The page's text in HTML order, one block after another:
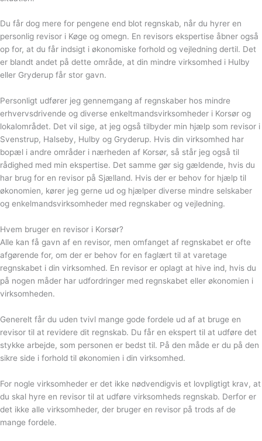
Du får dog mere for pengene end blot regnskab, når du hyrer en
personlig revisor i Køge og omegn. En revisors ekspertise åbner også
op for, at du får indsigt i økonomiske forhold og vejledning dertil. Det
er blandt andet på dette område, at din mindre virksomhed i Hulby
eller Gryderup får stor gavn.
Personligt udfører jeg gennemgang af regnskaber hos mindre
erhvervsdrivende og diverse enkeltmandsvirksomheder i Korsør og
lokalområdet. Det vil sige, at jeg også tilbyder min hjælp som revisor i
Svenstrup, Halseby, Hulby og Gryderup. Hvis din virksomhed har
bopæl i andre områder i nærheden af Korsør, så står jeg også til
rådighed med min ekspertise. Det samme gør sig gældende, hvis du
har brug for en revisor på Sjælland. Hvis der er behov for hjælp til
økonomien, kører jeg gerne ud og hjælper diverse mindre selskaber
og enkelmandsvirksomheder med regnskaber og vejledning.
Hvem bruger en revisor i Korsør?
Alle kan få gavn af en revisor, men omfanget af regnskabet er ofte
afgørende for, om der er behov for en faglært til at varetage
regnskabet i din virksomhed. En revisor er oplagt at hive ind, hvis du
på nogen måder har udfordringer med regnskabet eller økonomien i
virksomheden.
Generelt får du uden tvivl mange gode fordele ud af at bruge en
revisor til at revidere dit regnskab. Du får en ekspert til at udføre det
stykke arbejde, som personen er bedst til. På den måde er du på den
sikre side i forhold til økonomien i din virksomhed.
For nogle virksomheder er det ikke nødvendigvis et lovpligtigt krav, at
du skal hyre en revisor til at udføre virksomheds regnskab. Derfor er
det ikke alle virksomheder, der bruger en revisor på trods af de
mange fordele.